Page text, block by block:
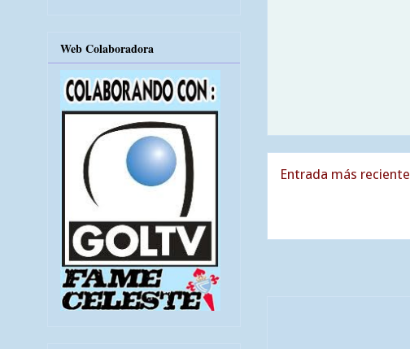
Entrada más reciente
Web Colaboradora